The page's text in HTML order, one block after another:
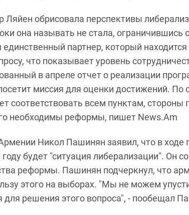
Ляйен обрисовала перспективы
она называть не стала, ограничившись
партнер, который находится
что показывает уровень
в апреле отчет о реализации
миссия для оценки достижений. По
соответствовать всем пунктам, стороны
необходимы реформы, пишет News.Am
Никол Пашинян заявил, что в ходе
будет "ситуация либерализации". Он
реформы. Пашинян подчеркнул, что
этого на выборах. "Мы не можем
решения этого вопроса", - пообещал